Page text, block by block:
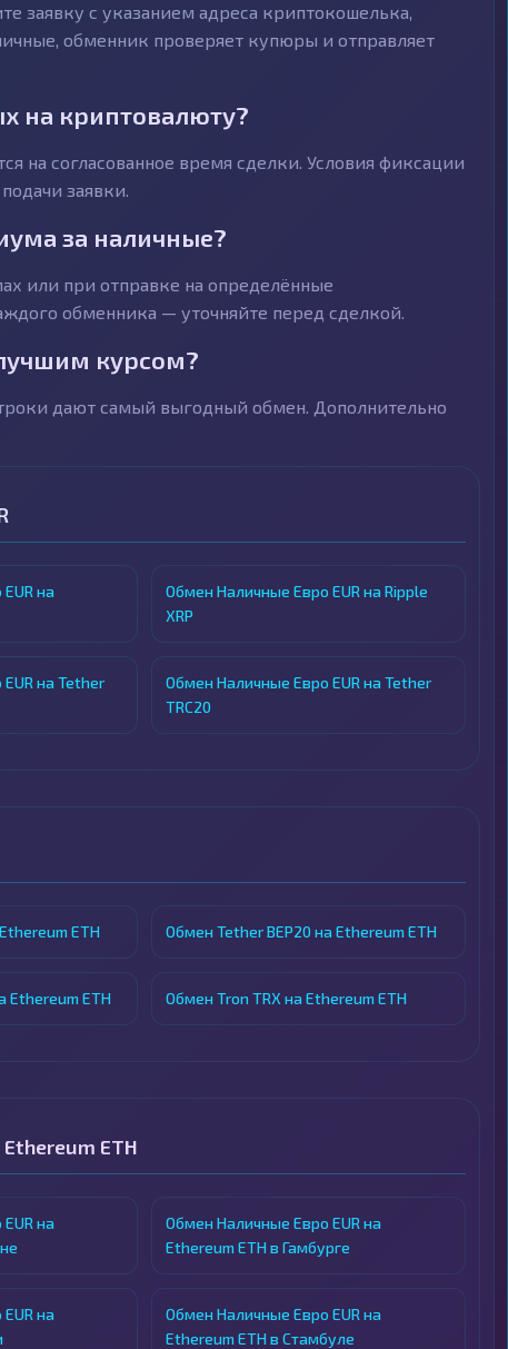
заявку с указанием адреса криптокошелька,
обменник проверяет купюры и отправляет
на криптовалюту?
на согласованное время сделки. Условия фиксации
заявки.
за наличные?
или при отправке на определённые
обменника — уточняйте перед сделкой.
курсом?
дают самый выгодный обмен. Дополнительно
на
Обмен Наличные Евро EUR на Ripple
XRP
на Tether
Обмен Наличные Евро EUR на Tether
TRC20
ETH Обмен Tether BEP20 на Ethereum ETH
Ethereum ETH Обмен Tron TRX на Ethereum ETH
ETH
на
Обмен Наличные Евро EUR на
Ethereum ETH в Гамбурге
на
Обмен Наличные Евро EUR на
Ethereum ETH в Стамбуле